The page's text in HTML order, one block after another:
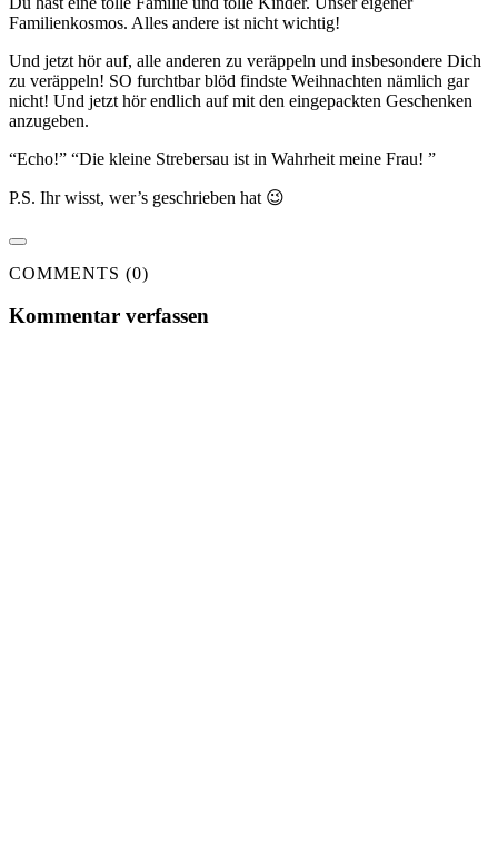
Familienkosmos. Alles andere ist nicht wichtig!
Und jetzt hör auf, alle anderen zu veräppeln und insbesondere Dich
zu veräppeln! SO furchtbar blöd findste Weihnachten nämlich gar
nicht! Und jetzt hör endlich auf mit den eingepackten Geschenken
anzugeben.
“Echo!” “Die kleine Strebersau ist in Wahrheit meine Frau! ”
P.S. Ihr wisst, wer’s geschrieben hat 😉
COMMENTS (0)
Kommentar verfassen